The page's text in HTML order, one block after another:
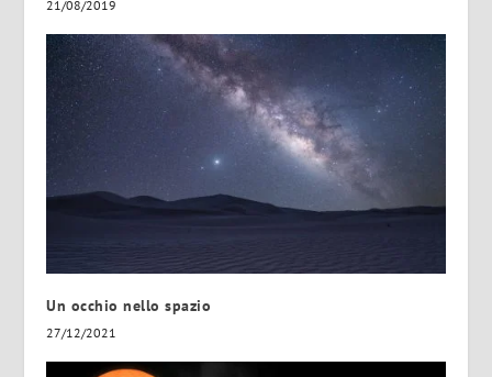
21/08/2019
Un occhio nello spazio
27/12/2021